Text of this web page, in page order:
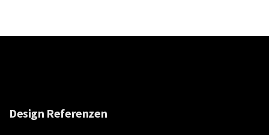
Design Referenzen